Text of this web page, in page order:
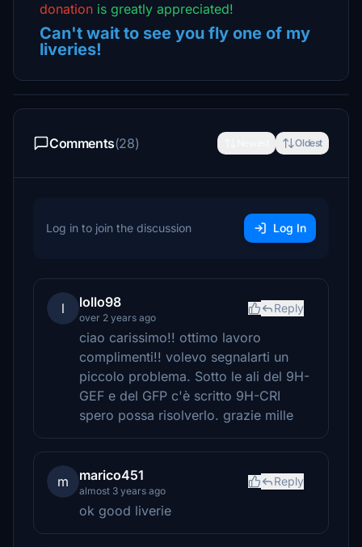
donation is greatly appreciated!
Can't wait to see you fly one of my
liveries!
Comments(28) Oldest
Log in to join the discussion Log In
l lollo98
over 2 years ago
Reply
ciao carissimo!! ottimo lavoro
complimenti!! volevo segnalarti un
piccolo problema. Sotto le ali del 9H-
GEF e del GFP c'è scritto 9H-CRI
spero possa risolverlo. grazie mille
m marico451
almost 3 years ago
Reply
ok good liverie